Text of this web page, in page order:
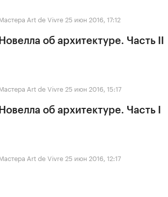
Art de Vivre 25 июн 2016, 17:12
Новелла об архитектуре. Часть II
Art de Vivre 25 июн 2016, 15:17
Новелла об архитектуре. Часть I
Art de Vivre 25 июн 2016, 12:17